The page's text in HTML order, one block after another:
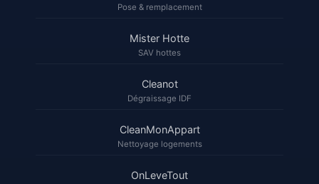
Pose & remplacement
Mister Hotte
SAV hottes
Cleanot
Dégraissage IDF
CleanMonAppart
Nettoyage logements
OnLeveTout